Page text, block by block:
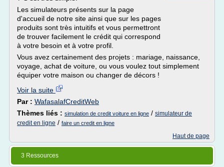
Les simulateurs présents sur la page
d'accueil de notre site ainsi que sur les pages
produits sont très intuitifs et vous permettront
de trouver facilement le crédit qui correspond
à votre besoin et à votre profil.
Vous avez certainement des projets : mariage, naissance,
voyage, achat de voiture, ou vous voulez tout simplement
équiper votre maison ou changer de décors !
Voir la suite
Par : WafasalafCreditWeb
Thèmes liés : simulation de credit voiture en ligne / simulateur de
credit en ligne / faire un credit en ligne
Haut de page
3 Ressources